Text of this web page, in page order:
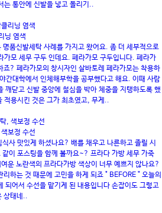
는 통안에 신발을 넣고 돌리기..
닝 염색
품신발세탁 사례를 가지고 왔어요. 좀 더 세부적으로
가모 세무 구두 인데요. 페라가모 구두입니다. 페라가
죠? 페라가모의 창시자인 살바토레 페라가모는 착용하
간대학에서 인체해부학을 공부했다고 해요. 이때 사람
깨닫고 신발 중앙에 철심을 박아 체중을 지탱하도록 했
적용시킨 것은 그가 최초였고, 무게..
보정 수선
사 맛있게 하셨나요? 배를 채우고 나른하고 졸릴 시
이 포스팅을 함께 볼까요~? 프라다 가방 세무 가죽
운 노란색의 프라다가방 색상이 너무 예쁘지 않나요?
하는 것 때문에 고민을 하게 되죠 " BEFORE " 오늘의
되어서 수선을 맡기게 된 내용입니다 손잡이도 그렇고
상태네..